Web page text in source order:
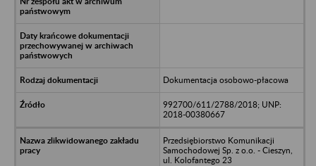
Dokumentacja osobowo-płacowa
992700/611/2788/2018; UNP:
2018-00380667
Przedsiębiorstwo Komunikacji
Samochodowej Sp. z o.o. - Cieszyn,
ul. Kolofantego 23